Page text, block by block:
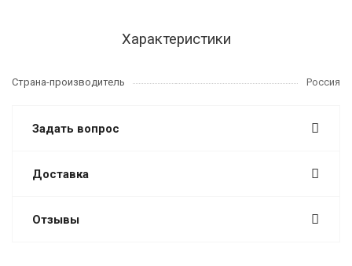
Характеристики
Страна-производитель Россия
Задать вопрос
Доставка
Отзывы